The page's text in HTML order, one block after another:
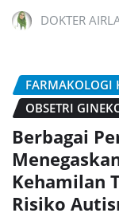
DOKTER
FARMAKOLOGI
OBSETRI
Berbagai
Kehamilan
Risiko